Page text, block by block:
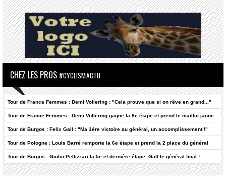
CHEZ LES PROS #CYCLISM'ACTU
Tour de France Femmes : Demi Vollering : "Cela prouve que si on rêve en grand..."
Tour de France Femmes : Demi Vollering gagne la 8e étape et prend le maillot jaune
Tour de Burgos : Felix Gall : "Ma 1ère victoire au général, un accomplissement !"
Tour de Pologne : Louis Barré remporte la 6e étape et prend la 2 place du général
Tour de Burgos : Giulio Pellizzari la 5e et dernière étape, Gall le général final !